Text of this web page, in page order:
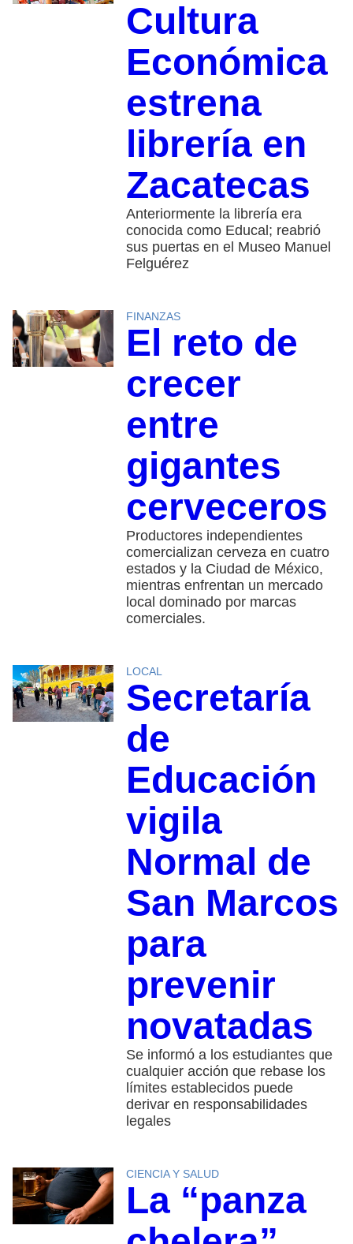
Cultura
Económica
estrena
librería en
Zacatecas
Anteriormente la librería era
conocida como Educal; reabrió
sus puertas en el Museo Manuel
Felguérez
FINANZAS
El reto de
crecer
entre
gigantes
cerveceros
Productores independientes
comercializan cerveza en cuatro
estados y la Ciudad de México,
mientras enfrentan un mercado
local dominado por marcas
comerciales.
LOCAL
Secretaría
de
Educación
vigila
Normal de
San Marcos
para
prevenir
novatadas
Se informó a los estudiantes que
cualquier acción que rebase los
límites establecidos puede
derivar en responsabilidades
legales
CIENCIA Y SALUD
La “panza